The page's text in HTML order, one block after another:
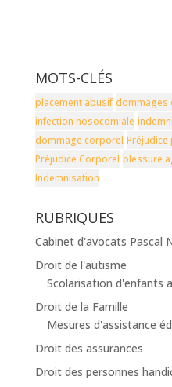
MOTS-CLÉS
placement abusif dommages
infection nosocomiale
dommage corporel
Préjudice Corporel blessure
Indemnisation
RUBRIQUES
Cabinet d'avocats Pascal
Droit de l'autisme
Scolarisation d'enfants
Droit de la Famille
Mesures d'assistance
Droit des assurances
Droit des personnes